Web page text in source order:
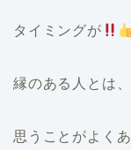
タイミングが
縁のある人とは
思うことがよくあ